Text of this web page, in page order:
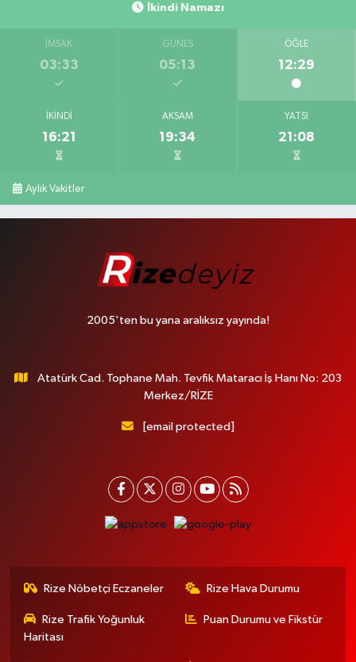
İkindi Namazı
İMSAK
03:33
GÜNEŞ
05:13
ÖĞLE
12:29
İKINDI
16:21
AKŞAM
19:34
YATSI
21:08
Aylık Vakitler
2005'ten bu yana aralıksız yayında!
Atatürk Cad. Tophane Mah. Tevfik Mataracı İş Hanı No: 203
Merkez/RİZE
[email protected]
Rize Nöbetçi Eczaneler Rize Hava Durumu
Rize Trafik Yoğunluk
Haritası
Puan Durumu ve Fikstür